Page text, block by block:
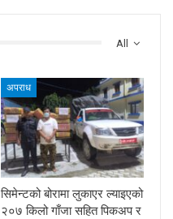
All
अपराध
सिमेन्टको बोरामा लुकाएर ल्याइएको
२०७ किलो गाँजा सहित पिकअप र